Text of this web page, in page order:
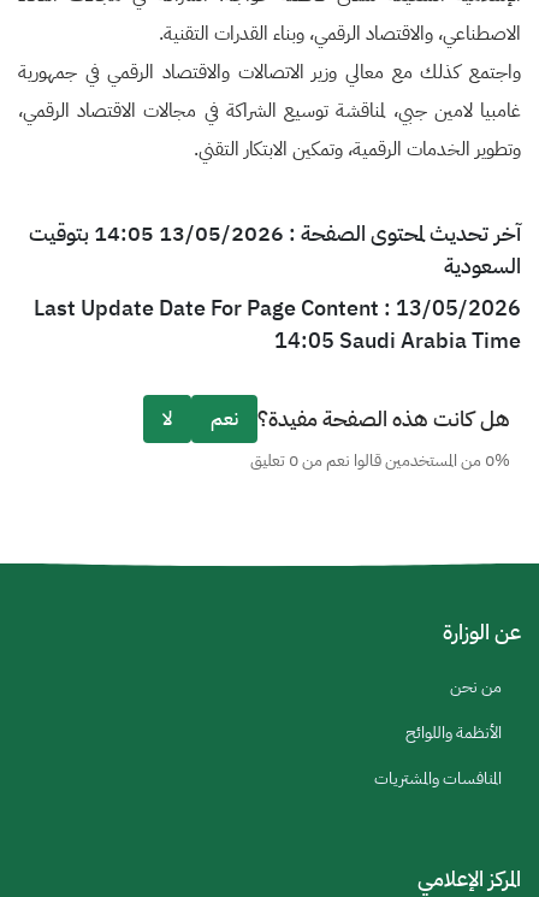
الاصطناعي، والاقتصاد الرقمي، وبناء القدرات التقنية.
واجتمع كذلك مع معالي وزير الاتصالات والاقتصاد الرقمي في جمهورية
غامبيا لامين جبي، لمناقشة توسيع الشراكة في مجالات الاقتصاد الرقمي،
وتطوير الخدمات الرقمية، وتمكين الابتكار التقني.
آخر تحديث لمحتوى الصفحة : 13/05/2026 14:05 بتوقيت
السعودية
Last Update Date For Page Content : 13/05/2026
14:05 Saudi Arabia Time
هل كانت هذه الصفحة مفيدة؟ نعم لا
0% من المستخدمين قالوا نعم من 0 تعليق
عن الوزارة
من نحن
الأنظمة واللوائح
المنافسات والمشتريات
المركز الإعلامي